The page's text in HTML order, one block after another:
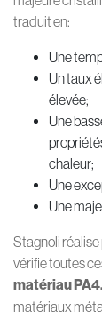
traduit en:
Une
Un taux
élevée;
Une
chaleur;
Une
Une
Stagnoli
vérifie toutes
matériau
matériaux